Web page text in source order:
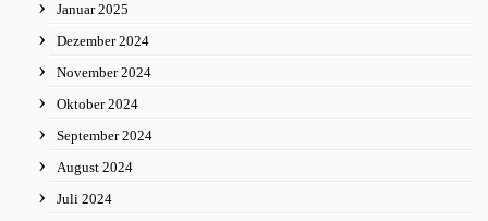
Januar 2025
Dezember 2024
November 2024
Oktober 2024
September 2024
August 2024
Juli 2024